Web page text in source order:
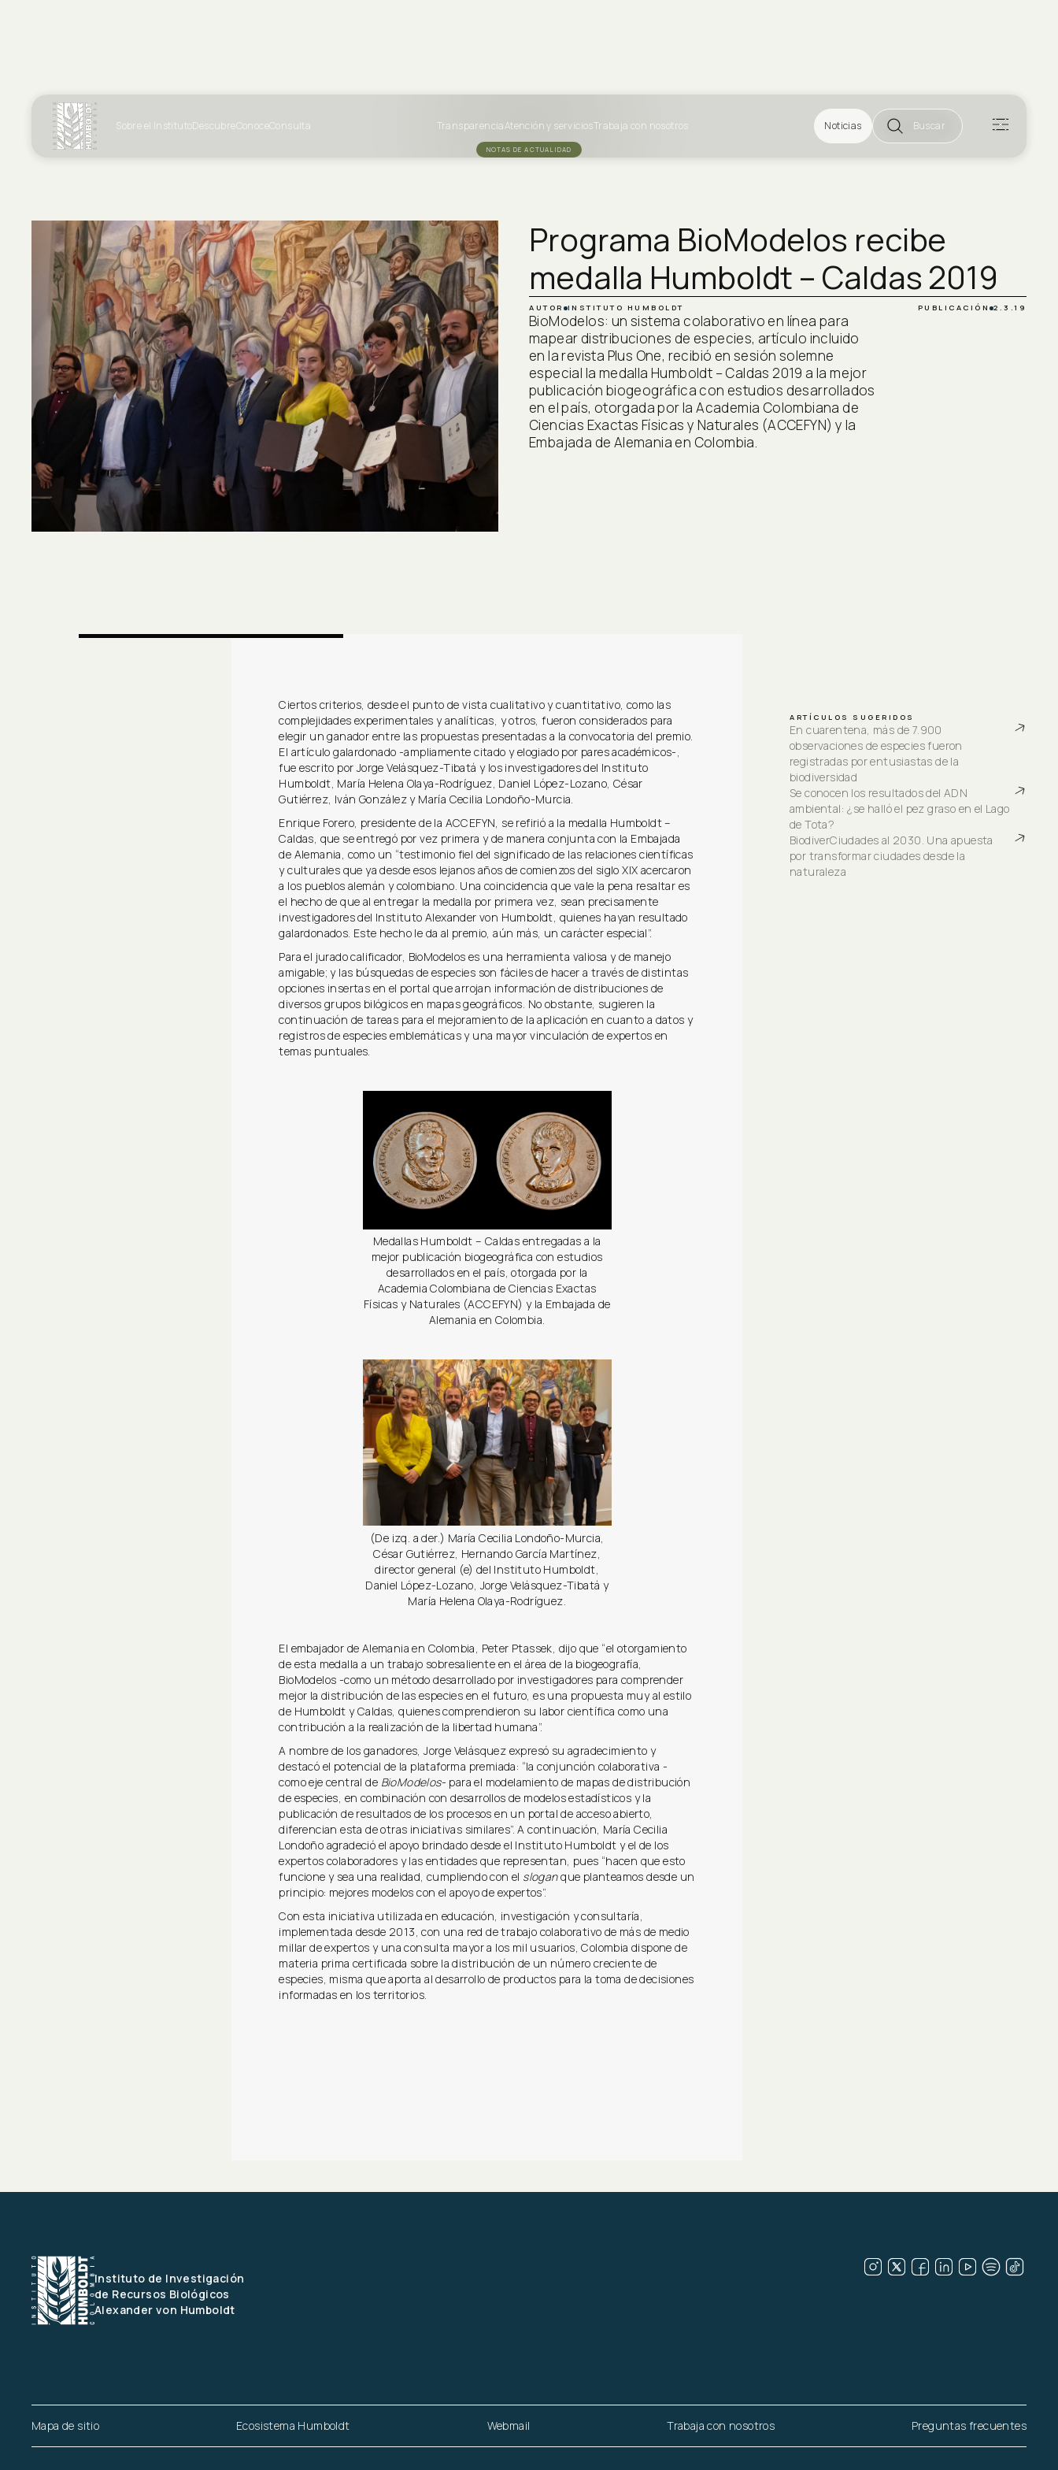
Sobre el InstitutoDescubreConoceConsulta TransparenciaAtención y serviciosTrabaja con nosotros Noticias Buscar
NOTAS DE ACTUALIDAD
Programa BioModelos recibe
medalla Humboldt – Caldas 2019
AUTOR INSTITUTO HUMBOLDT PUBLICACIÓN 2.3.19
BioModelos: un sistema colaborativo en línea para
mapear distribuciones de especies, artículo incluido
en la revista Plus One, recibió en sesión solemne
especial la medalla Humboldt – Caldas 2019 a la mejor
publicación biogeográfica con estudios desarrollados
en el país, otorgada por la Academia Colombiana de
Ciencias Exactas Físicas y Naturales (ACCEFYN) y la
Embajada de Alemania en Colombia.
Ciertos criterios, desde el punto de vista cualitativo y cuantitativo, como las
complejidades experimentales y analíticas, y otros, fueron considerados para
elegir un ganador entre las propuestas presentadas a la convocatoria del premio.
El artículo galardonado -ampliamente citado y elogiado por pares académicos-,
fue escrito por Jorge Velásquez-Tibatá y los investigadores del Instituto
Humboldt, María Helena Olaya-Rodríguez, Daniel López-Lozano, César
Gutiérrez, Iván González y María Cecilia Londoño-Murcia.
Enrique Forero, presidente de la ACCEFYN, se refirió a la medalla Humboldt –
Caldas, que se entregó por vez primera y de manera conjunta con la Embajada
de Alemania, como un “testimonio fiel del significado de las relaciones científicas
y culturales que ya desde esos lejanos años de comienzos del siglo XIX acercaron
a los pueblos alemán y colombiano. Una coincidencia que vale la pena resaltar es
el hecho de que al entregar la medalla por primera vez, sean precisamente
investigadores del Instituto Alexander von Humboldt, quienes hayan resultado
galardonados. Este hecho le da al premio, aún más, un carácter especial”.
Para el jurado calificador, BioModelos es una herramienta valiosa y de manejo
amigable; y las búsquedas de especies son fáciles de hacer a través de distintas
opciones insertas en el portal que arrojan información de distribuciones de
diversos grupos bilógicos en mapas geográficos. No obstante, sugieren la
continuación de tareas para el mejoramiento de la aplicación en cuanto a datos y
registros de especies emblemáticas y una mayor vinculación de expertos en
temas puntuales.
Medallas Humboldt – Caldas entregadas a la
mejor publicación biogeográfica con estudios
desarrollados en el país, otorgada por la
Academia Colombiana de Ciencias Exactas
Físicas y Naturales (ACCEFYN) y la Embajada de
Alemania en Colombia.
(De izq. a der.) María Cecilia Londoño-Murcia,
César Gutiérrez, Hernando García Martínez,
director general (e) del Instituto Humboldt,
Daniel López-Lozano, Jorge Velásquez-Tibatá y
María Helena Olaya-Rodríguez.
El embajador de Alemania en Colombia, Peter Ptassek, dijo que “el otorgamiento
de esta medalla a un trabajo sobresaliente en el área de la biogeografía,
BioModelos -como un método desarrollado por investigadores para comprender
mejor la distribución de las especies en el futuro, es una propuesta muy al estilo
de Humboldt y Caldas, quienes comprendieron su labor científica como una
contribución a la realización de la libertad humana”.
A nombre de los ganadores, Jorge Velásquez expresó su agradecimiento y
destacó el potencial de la plataforma premiada: “la conjunción colaborativa -
como eje central de BioModelos- para el modelamiento de mapas de distribución
de especies, en combinación con desarrollos de modelos estadísticos y la
publicación de resultados de los procesos en un portal de acceso abierto,
diferencian esta de otras iniciativas similares”. A continuación, María Cecilia
Londoño agradeció el apoyo brindado desde el Instituto Humboldt y el de los
expertos colaboradores y las entidades que representan, pues “hacen que esto
funcione y sea una realidad, cumpliendo con el sloganque planteamos desde un
principio: mejores modelos con el apoyo de expertos”.
Con esta iniciativa utilizada en educación, investigación y consultaría,
implementada desde 2013, con una red de trabajo colaborativo de más de medio
millar de expertos y una consulta mayor a los mil usuarios, Colombia dispone de
materia prima certificada sobre la distribución de un número creciente de
especies, misma que aporta al desarrollo de productos para la toma de decisiones
informadas en los territorios.
ARTÍCULOS SUGERIDOS
En cuarentena, más de 7.900
observaciones de especies fueron
registradas por entusiastas de la
biodiversidad
Se conocen los resultados del ADN
ambiental: ¿se halló el pez graso en el Lago
de Tota?
BiodiverCiudades al 2030. Una apuesta
por transformar ciudades desde la
naturaleza
Instituto de Investigación
de Recursos Biológicos
Alexander von Humboldt
Mapa de sitio Ecosistema Humboldt Webmail Trabaja con nosotros Preguntas frecuentes